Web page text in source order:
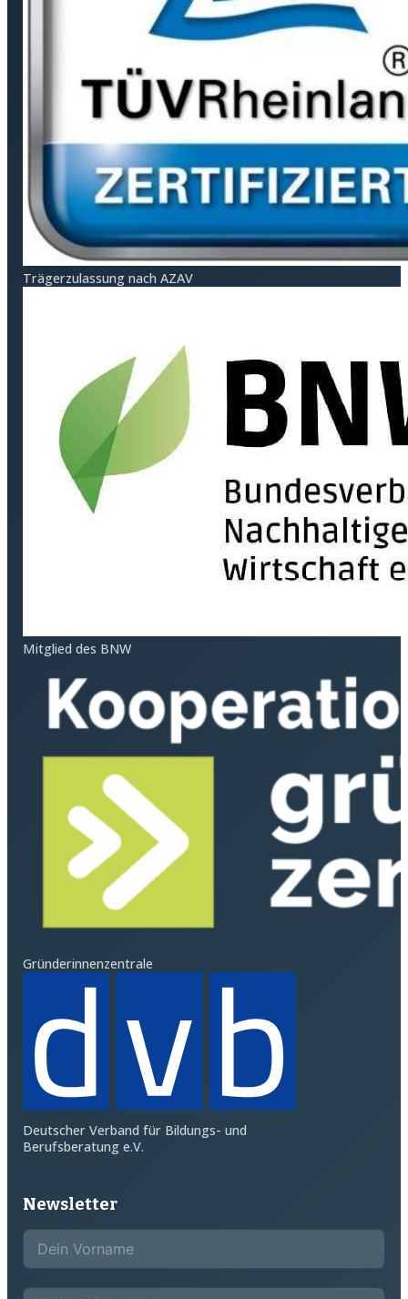
Träger­zulassung nach AZAV
Mitglied des BNW
Gründerinnenzentrale
Deutscher Verband für Bildungs- und
Berufsberatung e.V.
Newsletter